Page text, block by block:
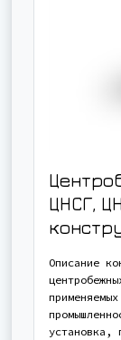
ЦНСГ,
Описание
установка,